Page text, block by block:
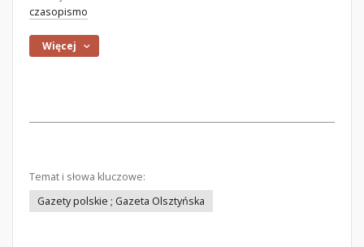
czasopismo
Więcej
Temat i słowa kluczowe:
Gazety polskie ; Gazeta Olsztyńska